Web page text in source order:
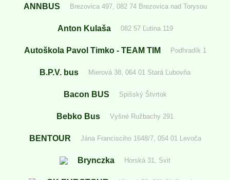
ANNBUS Brezovica 497, 082 74 Brezovica nad Torysou
Anton Kulaša 082 57 Ľutina 119
Autoškola Pavol Timko - TEAM TIM Podhradík 1
B.P.V. bus Mierová 38, 064 01 Stará Ľubovňa
Bacon BUS Spišský Štvrtok
Bebko Bus Vyšné Ružbachy 291
BENTOUR Jána Francisciho 1648/7, 054 01 Levoča
Brynczka Horská 31, Svit